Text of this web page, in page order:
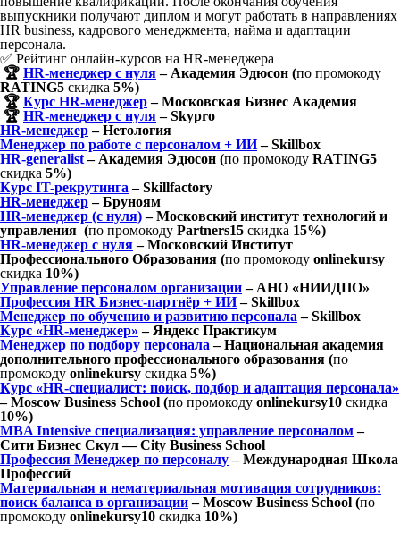
выпускники получают диплом и могут работать в направлениях
HR business, кадрового менеджмента, найма и адаптации
персонала.
✅ Рейтинг онлайн-курсов на HR-менеджера
🏆 HR-менеджер с нуля– Академия Эдюсон (по промокоду
RATING5 скидка 5%)
🏆 Курс HR-менеджер– Московская Бизнес Академия
🏆 HR-менеджер с нуля– Skypro
HR-менеджер– Нетология
Менеджер по работе с персоналом + ИИ– Skillbox
HR-generalist– Академия Эдюсон (по промокоду RATING5
скидка 5%)
Курс IT-рекрутинга – Skillfactory
HR-менеджер– Бруноям
HR-менеджер (с нуля)– Московский институт технологий и
управления (по промокоду Partners15 скидка 15%)
HR-менеджер с нуля– Московский Институт
Профессионального Образования (по промокоду onlinekursy
скидка 10%)
Управление персоналом организации– АНО «НИИДПО»
Профессия HR Бизнес-партнёр + ИИ– Skillbox
Менеджер по обучению и развитию персонала – Skillbox
Курс «HR-менеджер» – Яндекс Практикум
Менеджер по подбору персонала – Национальная академия
дополнительного профессионального образования (по
промокоду onlinekursy скидка 5%)
Курс «HR-специалист: поиск, подбор и адаптация персонала»
– Moscow Business School (по промокоду onlinekursy10 скидка
10%)
MBA Intensive специализация: управление персоналом–
Сити Бизнес Скул — City Business School
Профессия Менеджер по персоналу– Международная Школа
Профессий
Материальная и нематериальная мотивация сотрудников:
поиск баланса в организации– Moscow Business School (по
промокоду onlinekursy10 скидка 10%)